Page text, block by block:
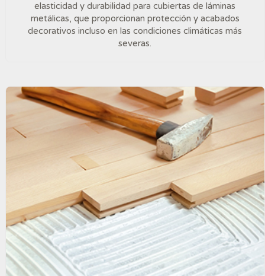
elasticidad y durabilidad para cubiertas de láminas
metálicas, que proporcionan protección y acabados
decorativos incluso en las condiciones climáticas más
severas.